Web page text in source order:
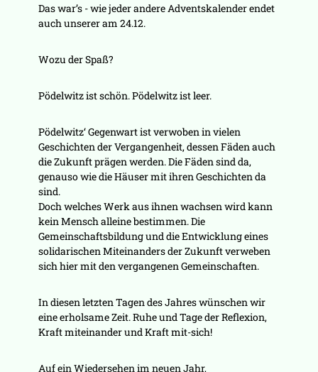
Das war’s - wie jeder andere Adventskalender endet
auch unserer am 24.12.
Wozu der Spaß?
Pödelwitz ist schön. Pödelwitz ist leer.
Pödelwitz‘ Gegenwart ist verwoben in vielen
Geschichten der Vergangenheit, dessen Fäden auch
die Zukunft prägen werden. Die Fäden sind da,
genauso wie die Häuser mit ihren Geschichten da
sind.
Doch welches Werk aus ihnen wachsen wird kann
kein Mensch alleine bestimmen. Die
Gemeinschaftsbildung und die Entwicklung eines
solidarischen Miteinanders der Zukunft verweben
sich hier mit den vergangenen Gemeinschaften.
In diesen letzten Tagen des Jahres wünschen wir
eine erholsame Zeit. Ruhe und Tage der Reflexion,
Kraft miteinander und Kraft mit-sich!
Auf ein Wiedersehen im neuen Jahr,